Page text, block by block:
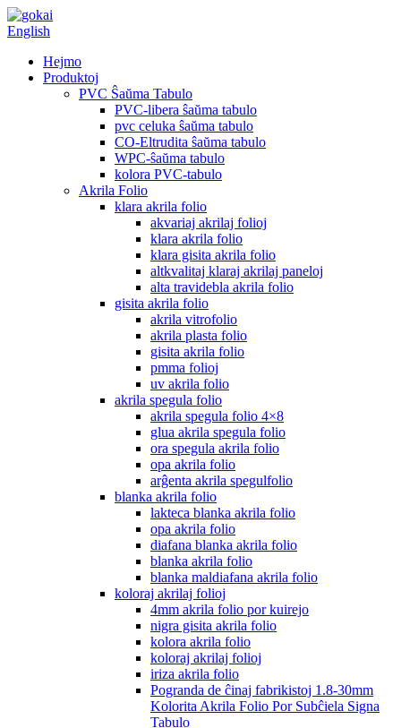
English
Hejmo
Produktoj
PVC Ŝaŭma Tabulo
PVC-libera ŝaŭma tabulo
pvc celuka ŝaŭma tabulo
CO-Eltrudita ŝaŭma tabulo
WPC-ŝaŭma tabulo
kolora PVC-tabulo
Akrila Folio
klara akrila folio
akvariaj akrilaj folioj
klara akrila folio
klara gisita akrila folio
altkvalitaj klaraj akrilaj paneloj
alta travidebla akrila folio
gisita akrila folio
akrila vitrofolio
akrila plasta folio
gisita akrila folio
pmma folioj
uv akrila folio
akrila spegula folio
akrila spegula folio 4×8
glua akrila spegula folio
ora spegula akrila folio
opa akrila folio
arĝenta akrila spegulfolio
blanka akrila folio
lakteca blanka akrila folio
opa akrila folio
diafana blanka akrila folio
blanka akrila folio
blanka maldiafana akrila folio
koloraj akrilaj folioj
4mm akrila folio por kuirejo
nigra gisita akrila folio
kolora akrila folio
koloraj akrilaj folioj
iriza akrila folio
Pogranda de ĉinaj fabrikistoj 1.8-30mm
Kolorita Akrila Folio Por Subĉiela Signa
Tabulo